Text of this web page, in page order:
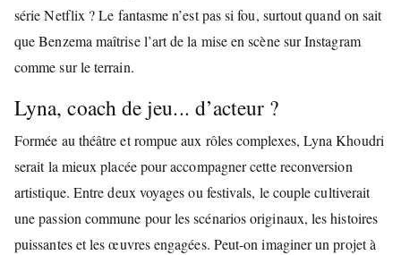
série Netflix ? Le fantasme n’est pas si fou, surtout quand on sait
que Benzema maîtrise l’art de la mise en scène sur Instagram
comme sur le terrain.
Lyna, coach de jeu... d’acteur ?
Formée au théâtre et rompue aux rôles complexes, Lyna Khoudri
serait la mieux placée pour accompagner cette reconversion
artistique. Entre deux voyages ou festivals, le couple cultiverait
une passion commune pour les scénarios originaux, les histoires
puissantes et les œuvres engagées. Peut-on imaginer un projet à